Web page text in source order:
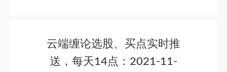
云端缠论选股、买点实时推
送，每天14点：2021-11-